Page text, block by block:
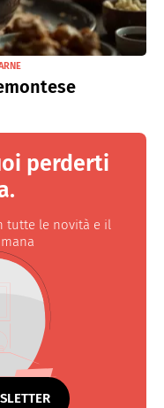
perderti
tutte le novità e il